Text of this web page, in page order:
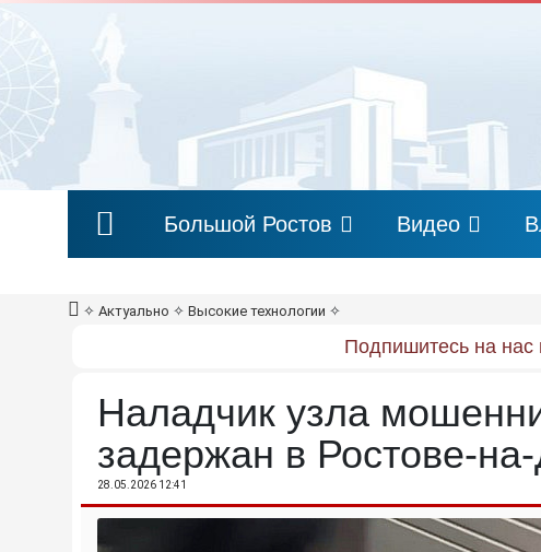
Большой Ростов Видео
✧ Актуально ✧ Высокие технологии ✧
Подпишитесь на нас
Наладчик узла
задержан в Ростове-
28.05.2026 12:41